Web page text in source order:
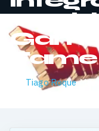
Fame
Tiago Roque·Maio